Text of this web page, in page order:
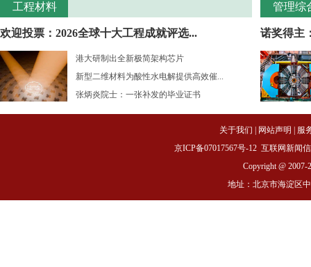
工程材料
欢迎投票：2026全球十大工程成就评选...
港大研制出全新极简架构芯片
新型二维材料为酸性水电解提供高效催...
张炳炎院士：一张补发的毕业证书
管理综
诺奖得主
关于我们 网站声明
服
京ICP备07017567号-12 互联网新闻
Copyright @ 2007-
地址：北京市海淀区